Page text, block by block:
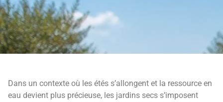
Dans un contexte où les étés s’allongent et la ressource en
eau devient plus précieuse, les jardins secs s’imposent